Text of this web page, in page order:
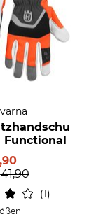
Functional
41,90
1